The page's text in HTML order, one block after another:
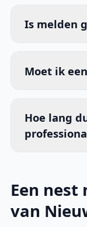
Is melden
Moet ik
Hoe lang
Een
van